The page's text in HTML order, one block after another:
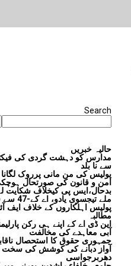
Search
حالیہ خبریں
مدارس کو دہشت گردی کی
سے نا بلد
پولیس کی من مانی پرروک
امن و قانون کی صورتحال
بدحال،ایس پی کیخلاف
ملے
پولیس اہلکاروں کے خلاف ایف
مطالبہ
این ڈی اے کے اپنے ہی رکن
آبی معاہدے کی مخالفت
جمہوری حقوق کا استحصال
آواز دبانے کی کوشش کی
دھربرجواسی